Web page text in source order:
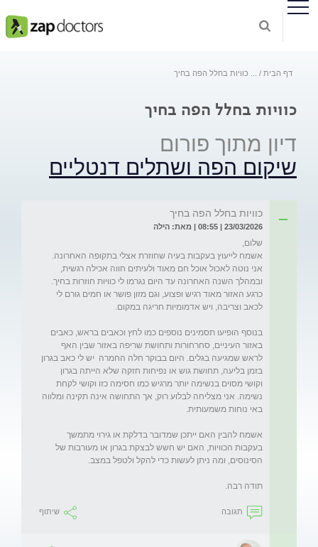
דף הבית כוויות בחלל הפה בחיך
כוויות בחלל הפה בחיך
דיון מתוך פורום
שיקום הפה ושתלים דנטליים
כוויות בחלל הפה בחיך
23/03/2026 | 08:55 | מאת: הילה
אשמח לייעוץ בעקבות בעיה שחוזרת אצלי בתקופה האחרונה.
אני נוטה לאכול אוכל חם מאוד ולעיתים חווה אכילה רגשית,
ובמהלך השנה האחרונה עד היום נגרמו לי כוויות חוזרות בחיך.
כרגע האזור מאוד רגיש ופצוע, וגם מזון פושר או חמים גורם לי
בנוסף הופיעו תסמינים נוספים כמו לחץ וכאבים בראש, כאבים
באזור העיניים, סחרחורות ותחושת שריפה באזור שבין האף
לראש שמגיעה בגלים. היום בבוקר חלה החמרה  יש לי כאב בגרון
בזמן בליעה, תחושת גוש או נפיחות חזקה שלא הייתה בגרון
וקושי מסוים בנשימה יותר מרגיש כמו חסימה כזו וקושי לקחת
נשימה. אני מצליחה לבלוע רוק, אך התחושה אינה תקינה ומלווה
אשמח להבין האם ייתכן שמדובר בדלקת או גירוי מתמשך
בעקבות הכוויות, האם יש חשש לבצקת בגרון או מעורבות של
תודה רבה.
תגובה שיתוף